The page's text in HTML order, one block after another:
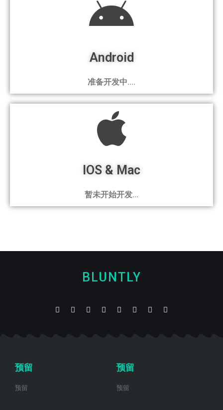
Android
准备开发中....
IOS & Mac
暂未开始开发...
BLUNTLY
预留
预留
预留
预留